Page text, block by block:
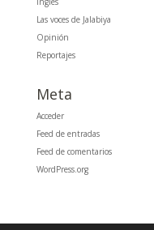
Las voces de Jalabiya
Opinión
Reportajes
Meta
Acceder
Feed de entradas
Feed de comentarios
WordPress.org